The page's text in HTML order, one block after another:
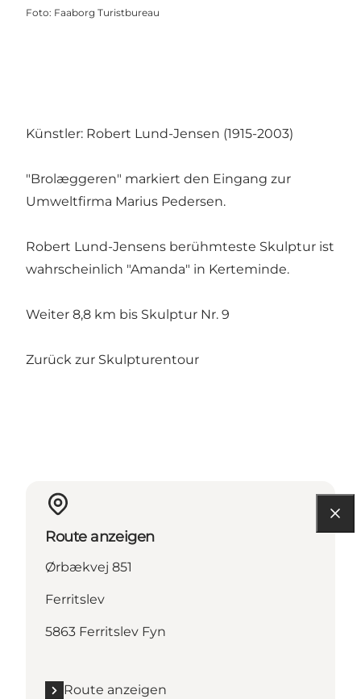
Foto: Faaborg Turistbureau
Künstler: Robert Lund-Jensen (1915-2003)
"Brolæggeren" markiert den Eingang zur
Umweltfirma Marius Pedersen.
Robert Lund-Jensens berühmteste Skulptur ist
wahrscheinlich "Amanda" in Kerteminde.
Weiter 8,8 km bis Skulptur Nr. 9
Zurück zur Skulpturentour
Route anzeigen
Ørbækvej 851
Ferritslev
5863 Ferritslev Fyn
Route anzeigen